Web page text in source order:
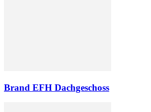
Brand EFH Dachgeschoss